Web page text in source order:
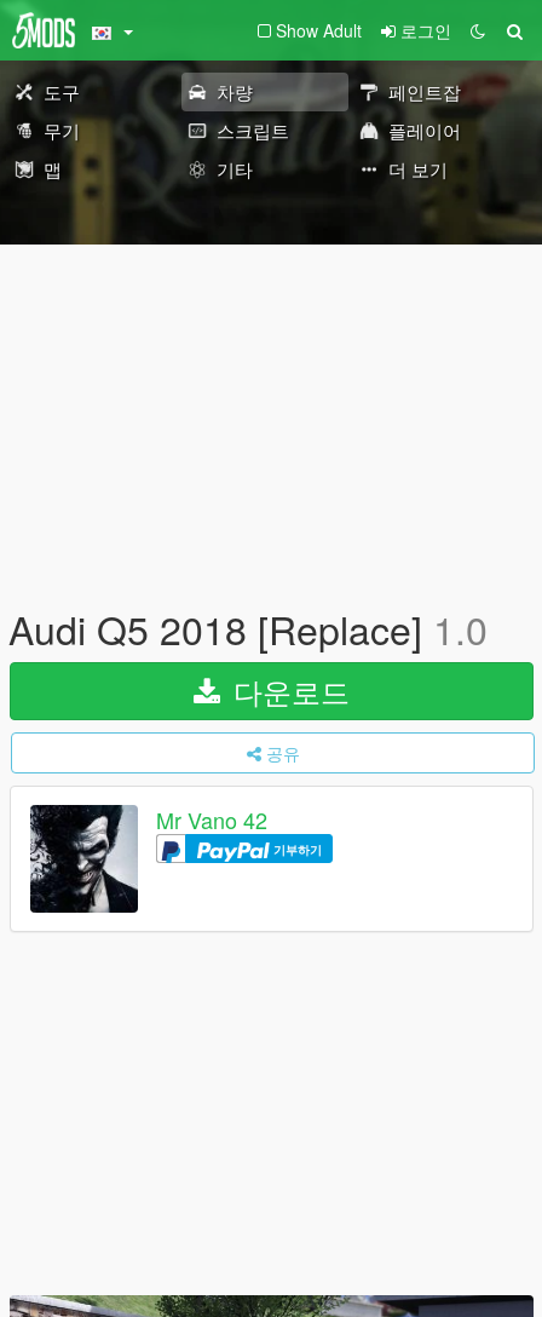
Show Adult 로그인
도구 차량
페인트잡
무기
스크립트
플레이어
맵
기타 더 보기
Audi Q5 2018 [Replace] 1.0
다운로드
공유
Mr Vano 42
기부하기